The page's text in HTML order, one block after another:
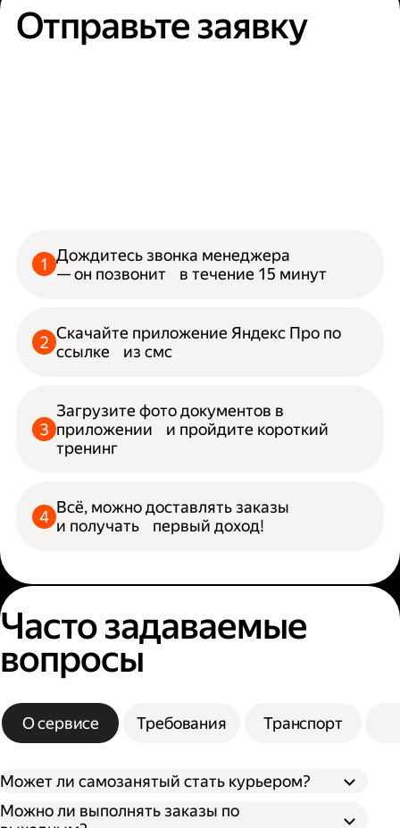
Отправьте заявку
Дождитесь звонка менеджера
— он позвонит в течение 15 минут
Скачайте приложение Яндекс Про по
ссылке из смс
Загрузите фото документов в
приложении и пройдите короткий
тренинг
Всё, можно доставлять заказы
и получать первый доход!
Часто задаваемые
вопросы
О сервисе Требования Транспорт
Может ли самозанятый стать курьером?
Можно ли выполнять заказы по